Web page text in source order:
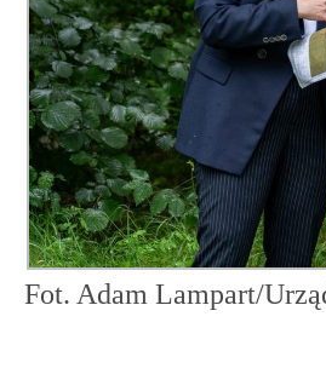
Fot. Adam Lampart/